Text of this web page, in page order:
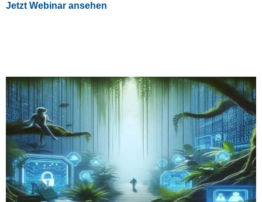
Jetzt Webinar ansehen